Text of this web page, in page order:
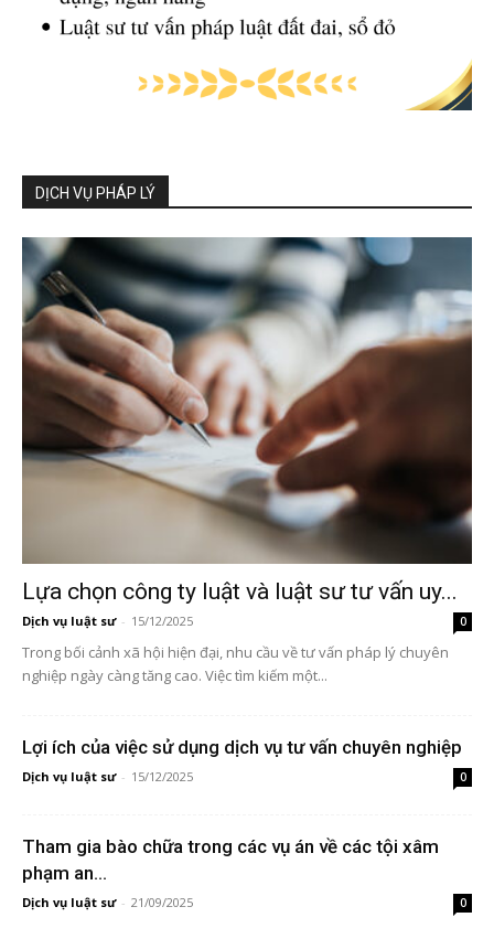
DỊCH VỤ PHÁP LÝ
Lựa chọn công ty luật và luật sư tư vấn uy...
Dịch vụ luật sư - 15/12/2025 0
Trong bối cảnh xã hội hiện đại, nhu cầu về tư vấn pháp lý chuyên
nghiệp ngày càng tăng cao. Việc tìm kiếm một...
Lợi ích của việc sử dụng dịch vụ tư vấn chuyên nghiệp
Dịch vụ luật sư - 15/12/2025 0
Tham gia bào chữa trong các vụ án về các tội xâm
phạm an...
Dịch vụ luật sư - 21/09/2025 0